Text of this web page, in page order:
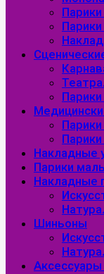
Накладные
Парики
Накладные
Шиньоны